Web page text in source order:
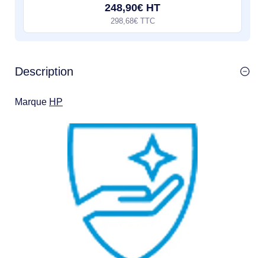
248,90€ HT
298,68€ TTC
Description
Marque HP